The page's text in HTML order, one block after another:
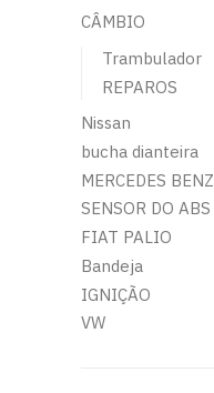
CÂMBIO
Trambulador
REPAROS
Nissan
bucha dianteira
MERCEDES BENZ
SENSOR DO ABS
FIAT PALIO
Bandeja
IGNIÇÃO
VW